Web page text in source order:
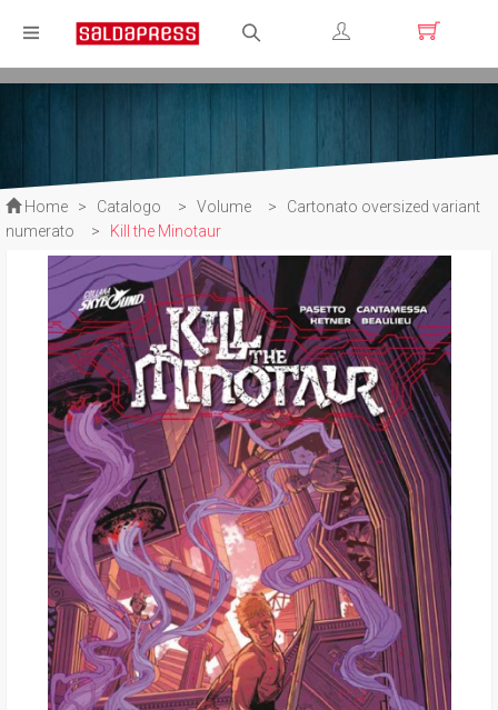
Registrati
Home > Catalogo > Volume >
Cartonato oversized variant
numerato
> Kill the Minotaur